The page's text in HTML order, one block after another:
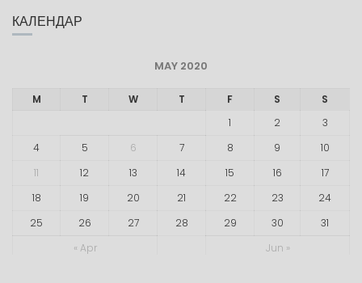
КАЛЕНДАР
MAY 2020
M T W T F S S
« Apr Jun »
1 2
3
4
5 6 7 8 9
10
11
12 13 14 15 16
17
18
19 20 21 22 23
24
25
26 27 28 29 30 31